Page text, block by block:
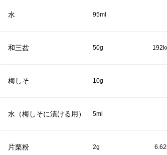
水 95ml
和三盆 50g
梅しそ 10g
水（梅しそに漬ける用） 5ml
片栗粉 2g